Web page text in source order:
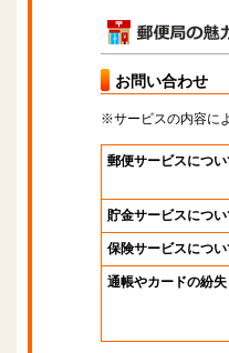
お問い合わせ
※サービスの内容に
郵便サービスについ
貯金サービスについ
保険サービスについ
通帳やカードの紛